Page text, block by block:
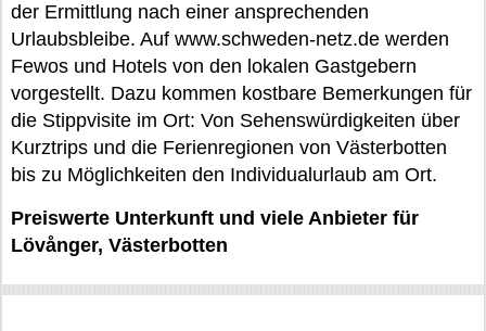
der Ermittlung nach einer ansprechenden
Urlaubsbleibe. Auf www.schweden-netz.de werden
Fewos und Hotels von den lokalen Gastgebern
vorgestellt. Dazu kommen kostbare Bemerkungen für
die Stippvisite im Ort: Von Sehenswürdigkeiten über
Kurztrips und die Ferienregionen von Västerbotten
bis zu Möglichkeiten den Individualurlaub am Ort.
Preiswerte Unterkunft und viele Anbieter für
Lövånger, Västerbotten